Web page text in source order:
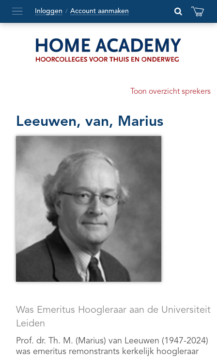
Hoofdmenu
openen
Inloggen / Account aanmaken
Toon overzicht sprekers
Leeuwen, van, Marius
Was Emeritus Hoogleraar aan de Universiteit
Leiden
Prof. dr. Th. M. (Marius) van Leeuwen (1947-2024)
was emeritus remonstrants kerkelijk hoogleraar